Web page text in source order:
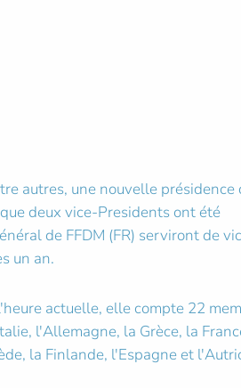
autres, une nouvelle présidence
deux vice-Presidents ont été
de FFDM (FR) serviront de
un an.
actuelle, elle compte 22
l'Allemagne, la Grèce, la
la Finlande, l'Espagne et